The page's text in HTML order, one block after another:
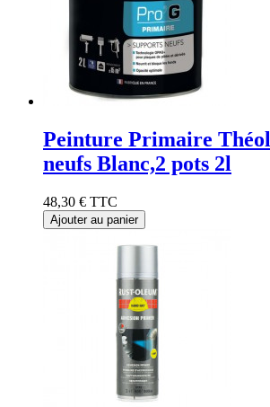
Peinture Primaire
neufs Blanc,2 pots 2l
48,30 € TTC
Ajouter au panier